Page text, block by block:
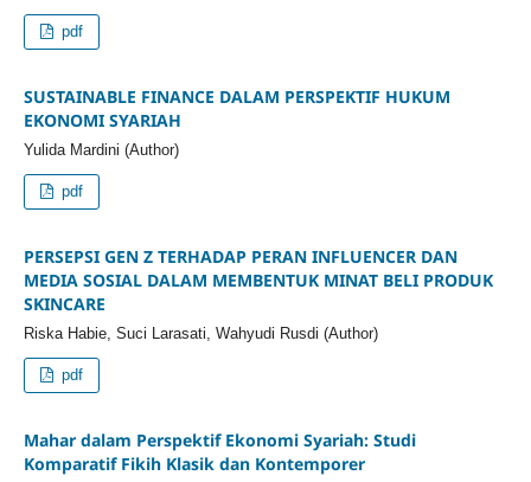
pdf
SUSTAINABLE FINANCE DALAM PERSPEKTIF HUKUM
EKONOMI SYARIAH
Yulida Mardini (Author)
pdf
PERSEPSI GEN Z TERHADAP PERAN INFLUENCER DAN
MEDIA SOSIAL DALAM MEMBENTUK MINAT BELI PRODUK
SKINCARE
Riska Habie, Suci Larasati, Wahyudi Rusdi (Author)
pdf
Mahar dalam Perspektif Ekonomi Syariah: Studi
Komparatif Fikih Klasik dan Kontemporer